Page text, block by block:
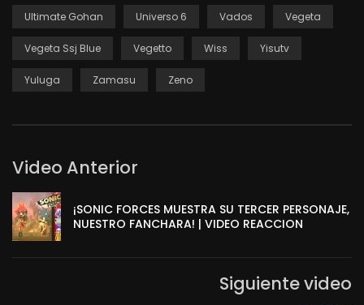
Ultimate Gohan Universo 6 Vados Vegeta
Vegeta Ssj Blue Vegetto Wiss Yisutv
Yuluga Zamasu Zeno
Video Anterior
¡SONIC FORCES MUESTRA SU TERCER PERSONAJE,
NUESTRO FANCHARA! | VIDEO REACCION
Siguiente video